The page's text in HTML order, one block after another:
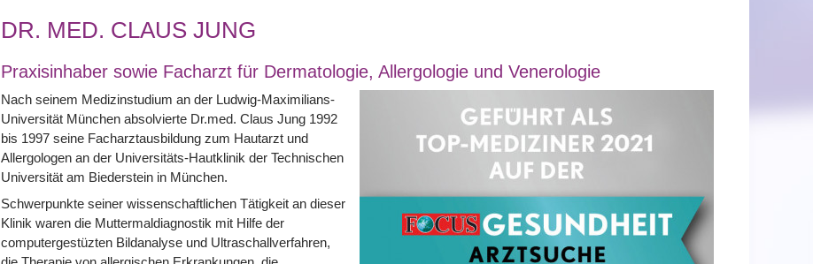
DR. MED. CLAUS JUNG
Praxisinhaber sowie Facharzt für Dermatologie, Allergologie und Venerologie
Nach seinem Medizinstudium an der Ludwig-Maximilians-
Universität München absolvierte Dr.med. Claus Jung 1992
bis 1997 seine Facharztausbildung zum Hautarzt und
Allergologen an der Universitäts-Hautklinik der Technischen
Universität am Biederstein in München.
Schwerpunkte seiner wissenschaftlichen Tätigkeit an dieser
Klinik waren die Muttermaldiagnostik mit Hilfe der
computergestüzten Bildanalyse und Ultraschallverfahren,